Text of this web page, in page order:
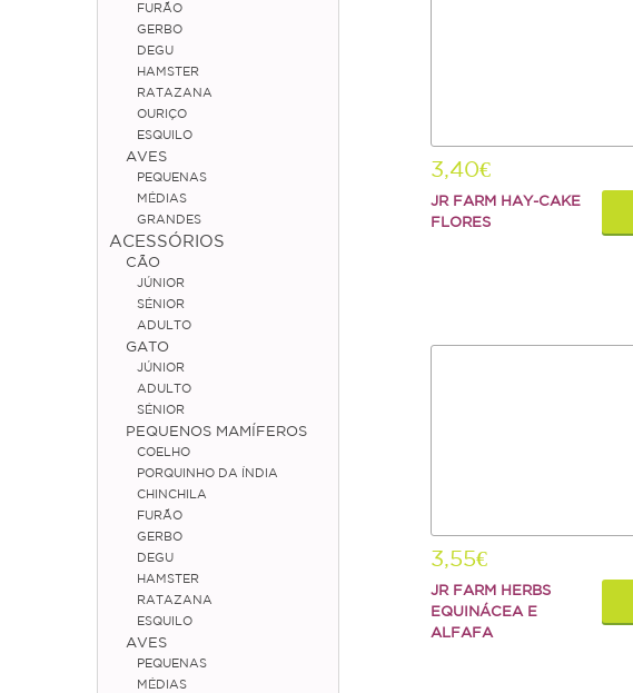
FURÃO
GERBO
DEGU
HAMSTER
RATAZANA
OURIÇO
ESQUILO
AVES
PEQUENAS
MÉDIAS
GRANDES
ACESSÓRIOS
CÃO
JÚNIOR
SÉNIOR
ADULTO
GATO
JÚNIOR
ADULTO
SÉNIOR
PEQUENOS MAMÍFEROS
COELHO
PORQUINHO DA ÍNDIA
CHINCHILA
FURÃO
GERBO
DEGU
HAMSTER
RATAZANA
ESQUILO
AVES
PEQUENAS
MÉDIAS
3,40€
JR FARM HAY-CAKE
FLORES
3,55€
JR FARM HERBS
EQUINÁCEA E
ALFAFA